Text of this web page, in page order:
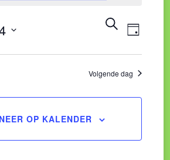
ZOEKEN
DAG
Volgende dag
OP KALENDER